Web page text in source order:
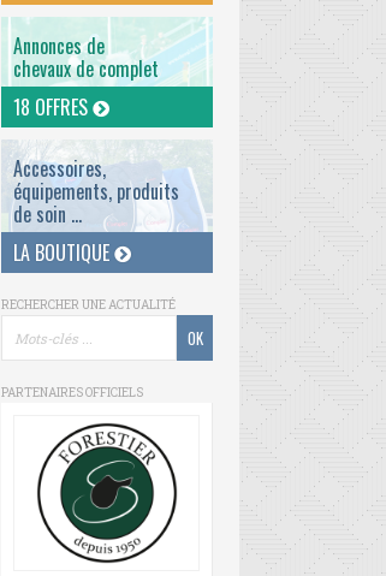
Annonces de
chevaux de complet
18 OFFRES
Accessoires,
équipements, produits
de soin ...
LA BOUTIQUE
RECHERCHER UNE ACTUALITÉ
PARTENAIRES OFFICIELS